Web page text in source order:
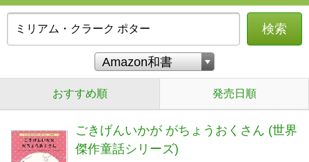
検索
おすすめ順 発売日順
ごきげんいかが がちょうおくさん (世界
傑作童話シリーズ)